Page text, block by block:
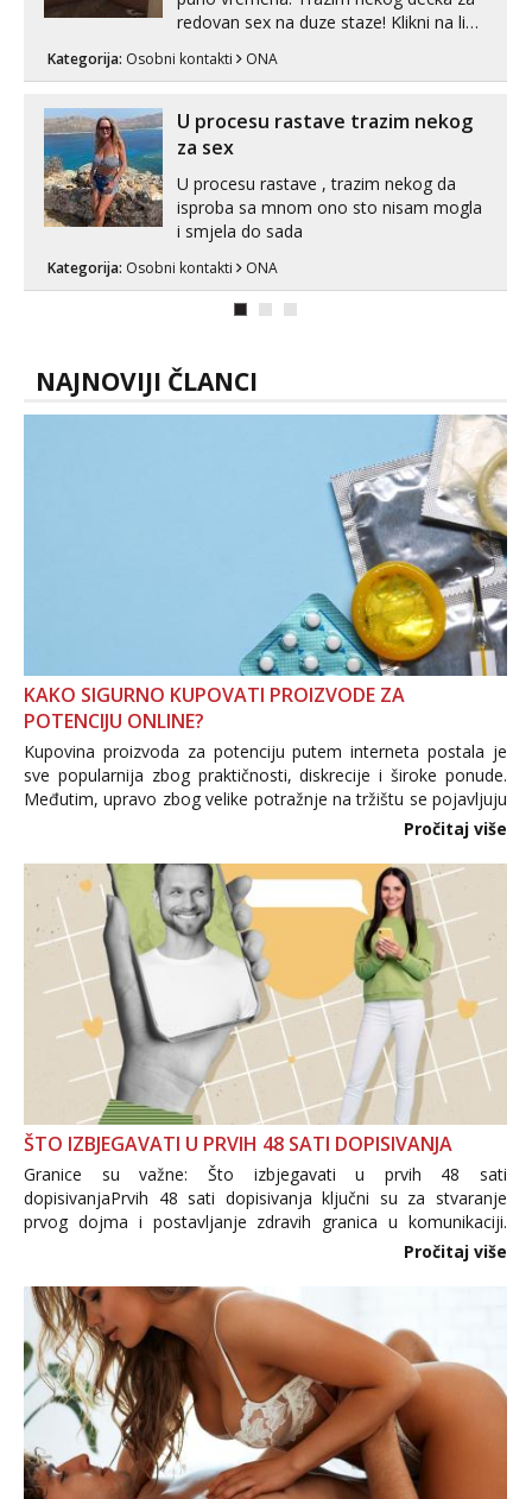
redovan sex na duze staze! Klikni na link
Kategorija: Osobni kontakti ONA
U procesu rastave trazim nekog
za sex
U procesu rastave , trazim nekog da
isproba sa mnom ono sto nisam mogla
i smjela do sada
Kategorija: Osobni kontakti ONA
NAJNOVIJI ČLANCI
KAKO SIGURNO KUPOVATI PROIZVODE ZA
POTENCIJU ONLINE?
Kupovina proizvoda za potenciju putem interneta postala je
sve popularnija zbog praktičnosti, diskrecije i široke ponude.
Međutim, upravo zbog velike potražnje na tržištu se pojavljuju
i brojni krivotvoreni proizvodi, nepouzdane internetske
Pročitaj više
ŠTO IZBJEGAVATI U PRVIH 48 SATI DOPISIVANJA
Granice su važne: Što izbjegavati u prvih 48 sati
dopisivanjaPrvih 48 sati dopisivanja ključni su za stvaranje
prvog dojma i postavljanje zdravih granica u komunikaciji.
Važno je izbjeći prebrzo otkrivanje osobnih ili intimnih
informacija, jer nepoznata osoba još nije zaslužila to
povjerenje. Takođe...
Pročitaj više